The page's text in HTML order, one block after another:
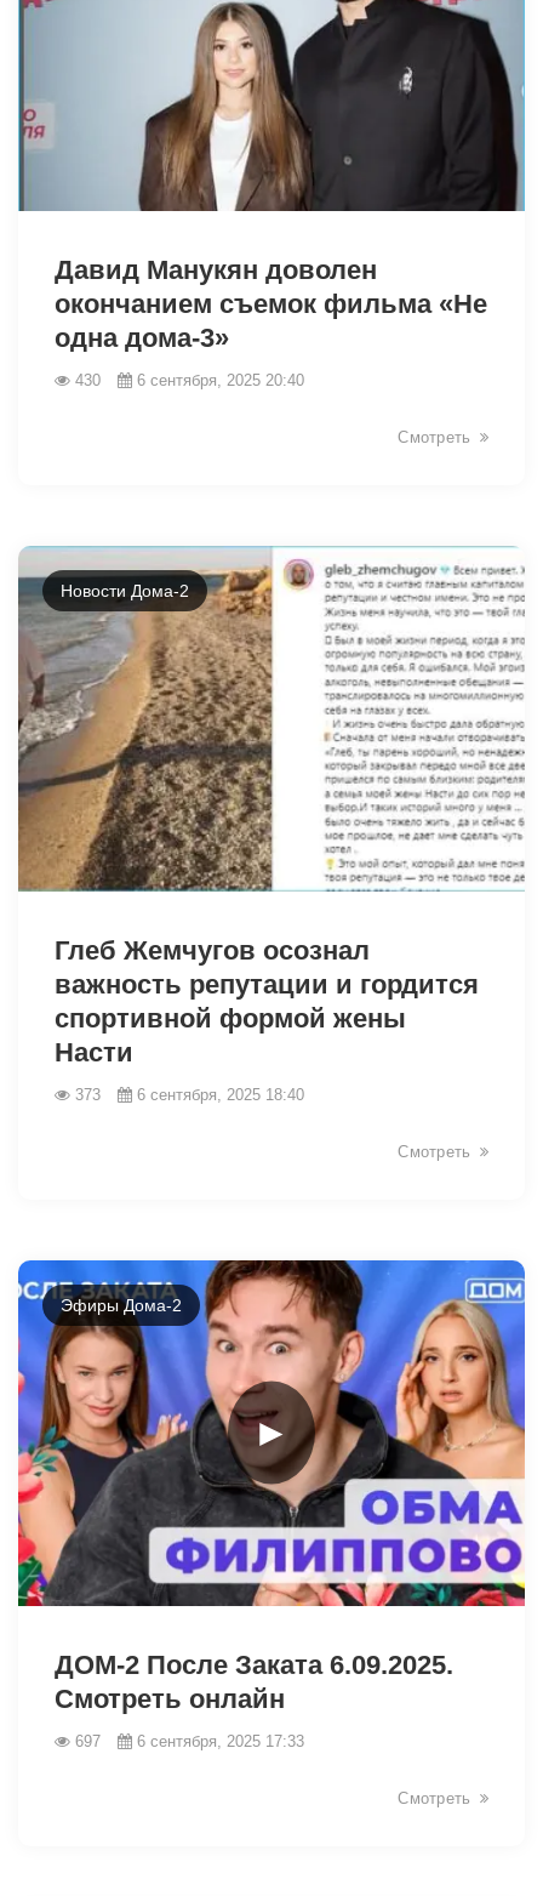
Давид Манукян доволен
окончанием съемок фильма «Не
одна дома-3»
430 6 сентября, 2025 20:40
Смотреть
Новости Дома-2
Глеб Жемчугов осознал
важность репутации и гордится
спортивной формой жены
Насти
373 6 сентября, 2025 18:40
Смотреть
►
Эфиры Дома-2
ДОМ-2 После Заката 6.09.2025.
Смотреть онлайн
697 6 сентября, 2025 17:33
Смотреть